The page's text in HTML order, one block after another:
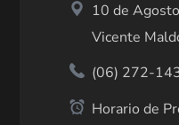
10 de
Vicente
(06) 272-
Horario de